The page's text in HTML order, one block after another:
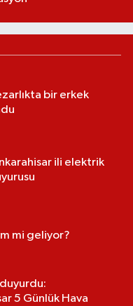
bir erkek
ili elektrik
mi geliyor?
5 Günlük Hava